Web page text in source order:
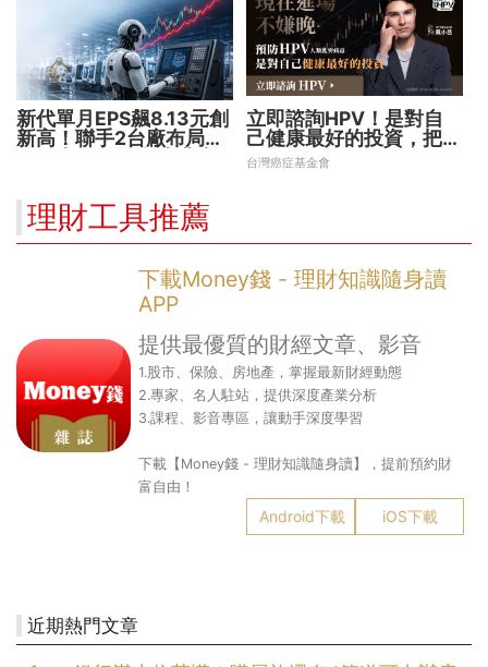
新代單月EPS飆8.13元創
新高！聯手2台廠布局機
立即諮詢HPV！是對自
己健康最好的投資，把握
現在不嫌晚！
台灣癌症基金會
理財工具推薦
下載Money錢 - 理財知識隨身讀
APP
提供最優質的財經文章、影音
1.股市、保險、房地產，掌握最新財經動態
2.專家、名人駐站，提供深度產業分析
3.課程、影音專區，讓動手深度學習
下載【Money錢 - 理財知識隨身讀】，提前預約財
富自由！
Android下載 iOS下載
近期熱門文章